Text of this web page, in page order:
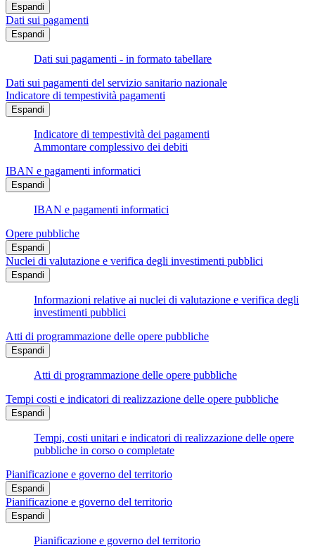
Espandi
Dati sui pagamenti
Espandi
Dati sui pagamenti - in formato tabellare
Dati sui pagamenti del servizio sanitario nazionale
Indicatore di tempestività pagamenti
Espandi
Indicatore di tempestività dei pagamenti
Ammontare complessivo dei debiti
IBAN e pagamenti informatici
Espandi
IBAN e pagamenti informatici
Opere pubbliche
Espandi
Nuclei di valutazione e verifica degli investimenti pubblici
Espandi
Informazioni relative ai nuclei di valutazione e verifica degli
investimenti pubblici
Atti di programmazione delle opere pubbliche
Espandi
Atti di programmazione delle opere pubbliche
Tempi costi e indicatori di realizzazione delle opere pubbliche
Espandi
Tempi, costi unitari e indicatori di realizzazione delle opere
pubbliche in corso o completate
Pianificazione e governo del territorio
Espandi
Pianificazione e governo del territorio
Espandi
Pianificazione e governo del territorio